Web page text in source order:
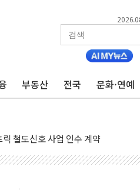
부동산 전국 문화·연예
미션 챌린지' 성료
의 날' 맞아 네이버와 대규모 프로모션
외국인 QR결제 서비스 확장 나선다
208명…누적 사망자 23명·가축 83만
손잡고 퀵커머스 확대